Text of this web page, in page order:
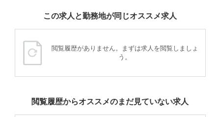
この求人と勤務地が同じオススメ求人
閲覧履歴がありません。まずは求人を閲覧しましょ
う。
閲覧履歴からオススメのまだ見ていない求人